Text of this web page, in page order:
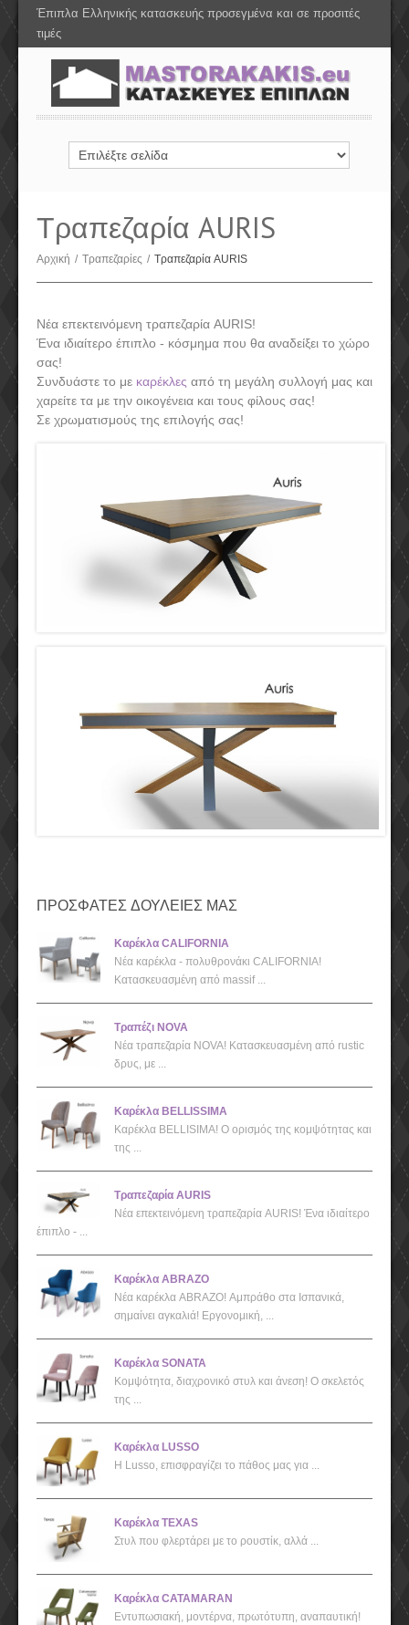
Έπιπλα Ελληνικής κατασκευής προσεγμένα και σε προσιτές
τιμές
Τραπεζαρία AURIS
Αρχική / Τραπεζαρίες / Τραπεζαρία AURIS
Νέα επεκτεινόμενη τραπεζαρία AURIS!
Ένα ιδιαίτερο έπιπλο - κόσμημα που θα αναδείξει το χώρο
σας!
Συνδυάστε το με καρέκλες από τη μεγάλη συλλογή μας και
χαρείτε τα με την οικογένεια και τους φίλους σας!
Σε χρωματισμούς της επιλογής σας!
ΠΡΟΣΦΑΤΕΣ ΔΟΥΛΕΙΕΣ ΜΑΣ
Καρέκλα CALIFORNIA
Νέα καρέκλα - πολυθρονάκι CALIFORNIA!
Κατασκευασμένη από massif ...
Τραπέζι NOVA
Νέα τραπεζαρία NOVA! Κατασκευασμένη από rustic
δρυς, με ...
Καρέκλα BELLISSIMA
Καρέκλα BELLISIMA! Ο ορισμός της κομψότητας και
της ...
Τραπεζαρία AURIS
Νέα επεκτεινόμενη τραπεζαρία AURIS! Ένα ιδιαίτερο
έπιπλο - ...
Καρέκλα ABRAZO
Νέα καρέκλα ABRAZO! Αμπράθο στα Ισπανικά,
σημαίνει αγκαλιά! Εργονομική, ...
Καρέκλα SONATA
Kομψότητα, διαχρονικό στυλ και άνεση! Ο σκελετός
της ...
Καρέκλα LUSSO
Η Lusso, επισφραγίζει το πάθος μας για ...
Καρέκλα TEXAS
Στυλ που φλερτάρει με το ρουστίκ, αλλά ...
Καρέκλα CATAMARAN
Εντυπωσιακή, μοντέρνα, πρωτότυπη, αναπαυτική!